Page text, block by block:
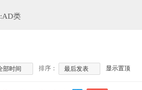
类
部时间 排序： 最后发表 显示置顶